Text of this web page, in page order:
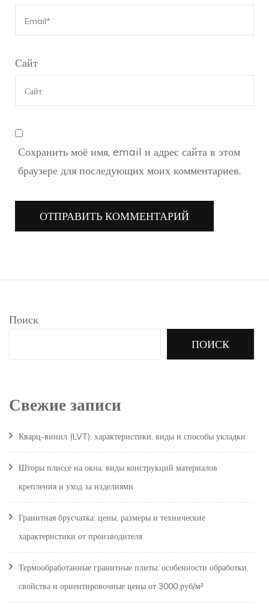
Сайт
Сохранить моё имя, email и адрес сайта в этом
браузере для последующих моих комментариев.
Поиск
ПОИСК
Свежие записи
Кварц-винил (LVT): характеристики, виды и способы укладки
Шторы плиссе на окна: виды конструкций материалов
крепления и уход за изделиями
Гранитная брусчатка: цены, размеры и технические
характеристики от производителя
Термообработанные гранитные плиты: особенности обработки,
свойства и ориентировочные цены от 3000 руб/м²